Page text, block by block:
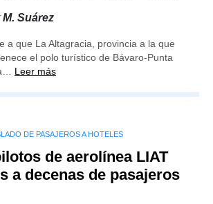
M. Suárez
a que La Altagracia, provincia a la que
el polo turístico de Bávaro-Punta
Leer más
DE PASAJEROS A HOTELES
de aerolínea LIAT
a decenas de pasajeros